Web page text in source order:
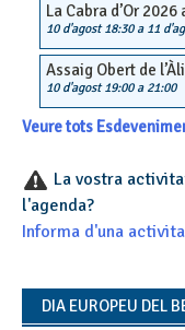
La Cabra d’Or 2026
10 d'agost 18:30a 11
Assaig Obert de
10 d'agost 19:00a 21:00
Veure tots
La vostra
l'agenda?
Informa d'una
DIA EUROPEU DEL